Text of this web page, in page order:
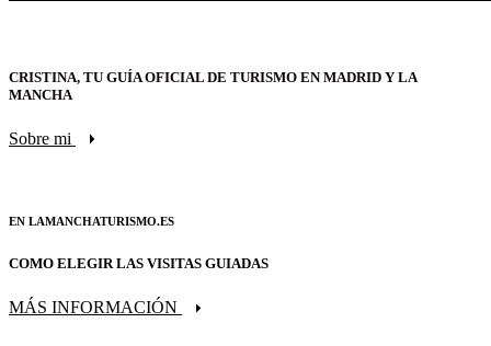
CRISTINA, TU GUÍA OFICIAL DE TURISMO EN MADRID Y LA
MANCHA
Sobre mi
EN LAMANCHATURISMO.ES
COMO ELEGIR LAS VISITAS GUIADAS
MÁS INFORMACIÓN